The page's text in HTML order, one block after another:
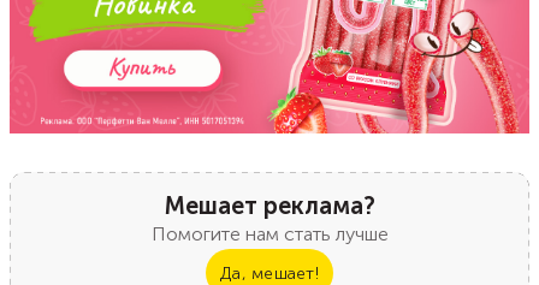
Мешает реклама?
Помогите нам стать лучше
Да, мешает!